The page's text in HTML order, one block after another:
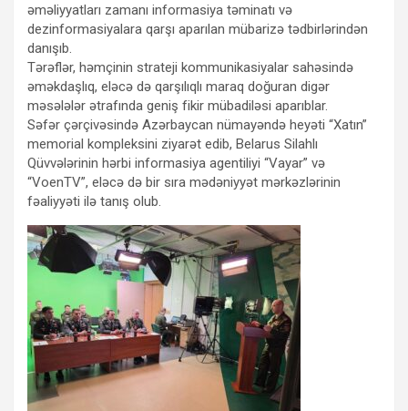
əməliyyatları zamanı informasiya təminatı və
dezinformasiyalara qarşı aparılan mübarizə tədbirlərindən
danışıb.
Tərəflər, həmçinin strateji kommunikasiyalar sahəsində
əməkdaşlıq, eləcə də qarşılıqlı maraq doğuran digər
məsələlər ətrafında geniş fikir mübadiləsi aparıblar.
Səfər çərçivəsində Azərbaycan nümayəndə heyəti “Xatın”
memorial kompleksini ziyarət edib, Belarus Silahlı
Qüvvələrinin hərbi informasiya agentiliyi “Vayar” və
“VoenTV”, eləcə də bir sıra mədəniyyət mərkəzlərinin
fəaliyyəti ilə tanış olub.